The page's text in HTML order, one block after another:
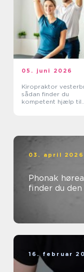
05. juni 2026
Kiropraktor
sådan finder du
kompetent hjælp til
03. april 2026
Phonak
finder du
16. februar